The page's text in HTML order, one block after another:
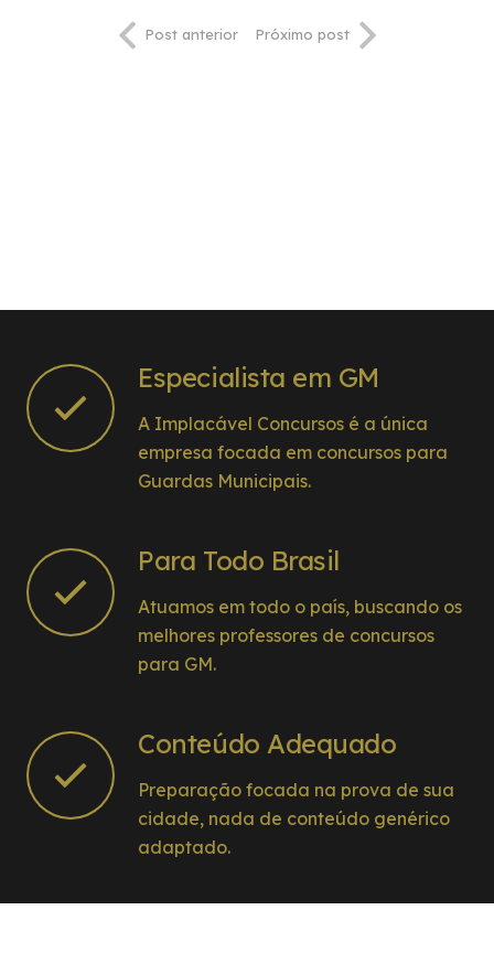
Post anterior Próximo post
Especialista em GM
A Implacável Concursos é a única
empresa focada em concursos para
Guardas Municipais.
Para Todo Brasil
Atuamos em todo o país, buscando os
melhores professores de concursos
para GM.
Conteúdo Adequado
Preparação focada na prova de sua
cidade, nada de conteúdo genérico
adaptado.